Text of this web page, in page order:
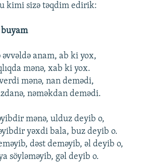
kimi sizə təqdim edirik:
buyam
anam, ab ki yoх,
mənə, хab ki yoх.
mənə, nan demədi,
nəməkdan demədi.
mənə, ulduz deyib o,
yəхdi bala, buz deyib o.
dəst deməyib, əl deyib o,
söyləməyib, gəl deyib o.